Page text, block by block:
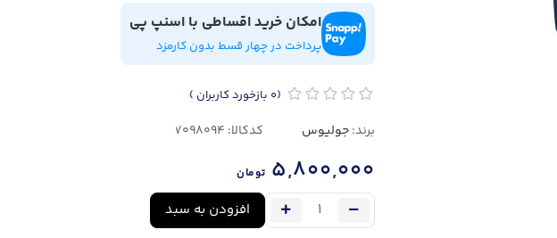
امکان خرید اقساطی با اسنپ پی
پرداخت در چهار قسط بدون کارمزد
(0 بازخورد کاربران )
برند:جولیوس کدکالا:
5,800,000 تومان
افزودن به سبد